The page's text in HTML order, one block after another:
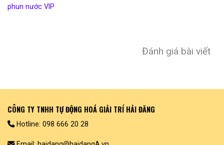
phun nước VIP
Đánh giá bài viết
CÔNG TY TNHH TỰ ĐỘNG HOÁ GIẢI TRÍ HẢI ĐĂNG
Hotline: 098 666 20 28